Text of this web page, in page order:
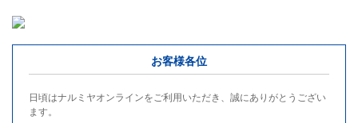
お客様各位
日頃はナルミヤオンラインをご利用いただき、誠にありがとうござい
ます。